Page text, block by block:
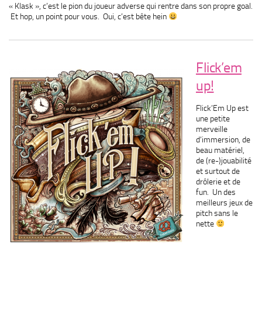
« Klask », c’est le pion du joueur adverse qui rentre dans son propre goal.
Et hop, un point pour vous. Oui, c’est bête hein
Flick’em
up!
Flick’Em Up est
une petite
merveille
d’immersion, de
beau matériel,
de (re-)jouabilité
et surtout de
drôlerie et de
fun. Un des
meilleurs jeux de
pitch sans le
nette